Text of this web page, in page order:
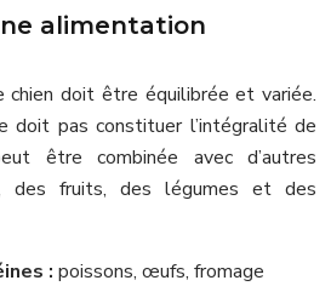
alimentation
chien doit être équilibrée et variée.
doit pas constituer l’intégralité de
être combinée avec d’autres
des fruits, des légumes et des
: poissons, œufs, fromage